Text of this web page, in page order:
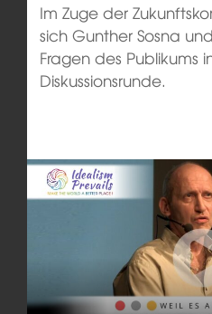
Im Zuge der
sich Gunther Sosna
Fragen des Publikums
Diskussionsrunde.